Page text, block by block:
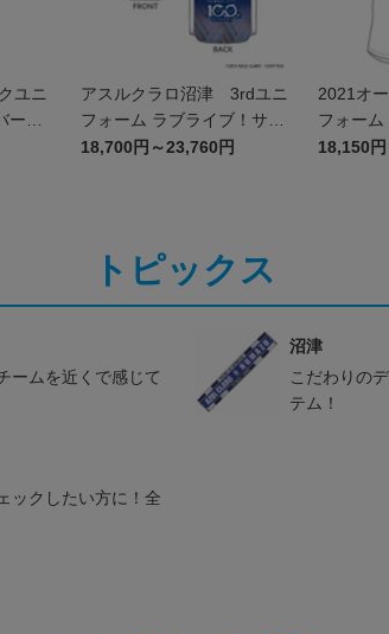
ユニ
の
アスルクラロ沼津 3rdユニ
フォーム ラブライブ！サン
シャイン!!2023エディショ
18,700円～23,760円
2021オ
フォーム
ンバー）
18,150円
トピックス
ームを近くで感じて
沼津
こだわりの
テム！
ックしたい方に！全